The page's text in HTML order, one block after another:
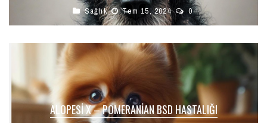
Sağlık Tem 15, 2024 0
ALOPESİ X – POMERANIAN BSD HASTALIĞI